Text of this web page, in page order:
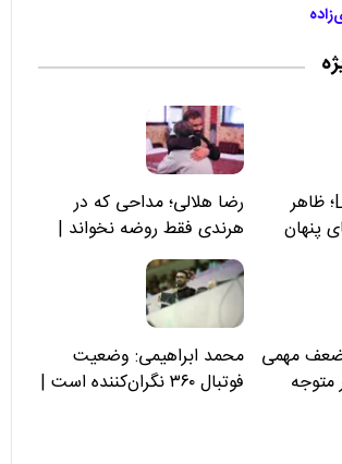
معایب لوکانو L7؛ ظاهر
پنهان
رضا هلالی؛ مداحی که در
هرندی فقط روضه نخواند |
مسئولان «تکیه‌گاه آقا مرتضی
علی(ع)» را جدی‌تر ببینند
تیارا؛ ۹ ضعف مهمی
متوجه
محمد ابراهیمی: وضعیت
فوتبال ۳۶۰ نگران‌کننده است |